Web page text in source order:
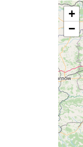
+
−